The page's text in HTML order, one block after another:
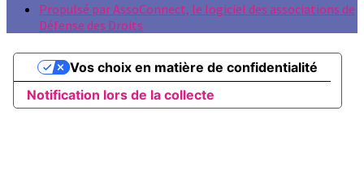
Propulsé par AssoConnect, le logiciel des associations de
Défense des Droits
Notification lors de la collecte
Vos choix en matière de confidentialité